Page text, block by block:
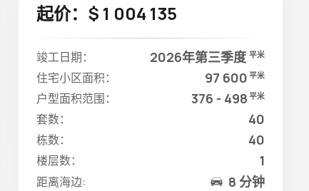
起价：$ 1 004 135
竣工日期： 2026年第三季度 平米
住宅小区面积： 97 600 平米
户型面积范围： 376 - 498 平米
套数： 40
栋数： 40
楼层数： 1
距离海边: 8 分钟